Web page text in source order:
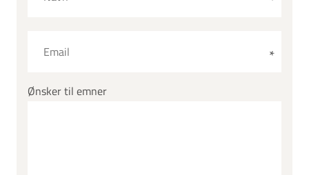
Ønsker til emner